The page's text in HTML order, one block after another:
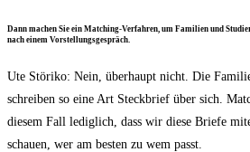
Dann machen Sie ein Matching-Ver­fah­ren, um Fami­li­en und
nach einem Vorstellungsgespräch.
Ute Stö­ri­ko: Nein, über­haupt nicht. Die
schrei­ben so eine Art Steck­brief über sich.
die­sem Fall ledig­lich, dass wir die­se Brie­fe
schau­en, wer am bes­ten zu wem passt.